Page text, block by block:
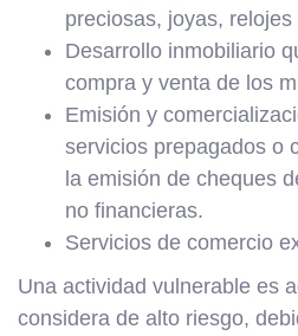
preciosas, joyas,
Desarrollo inmobiliario
compra y venta de los
Emisión y
servicios prepagados o
la emisión de cheques
no financieras.
Servicios de comercio
Una actividad vulnerable es
considera de alto riesgo,